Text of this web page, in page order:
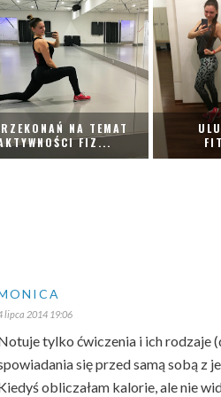
NA TEMAT
FIZ...
lipca 2014 19:06
tylko ćwiczenia i ich rodzaje
się przed samą sobą z
obliczałam kalorie, ale nie